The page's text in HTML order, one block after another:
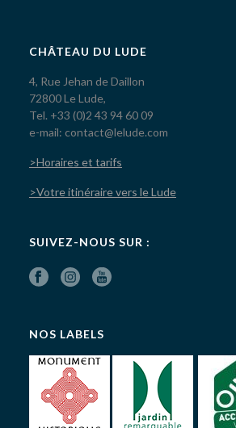
CHÂTEAU DU LUDE
4, Rue Jehan de Daillon
72800 Le Lude,
Tel. +33 (0)2 43 94 60 09
e-mail: contact@lelude.com
>Horaires et tarifs
>Votre itinéraire vers le Lude
SUIVEZ-NOUS SUR :
NOS LABELS